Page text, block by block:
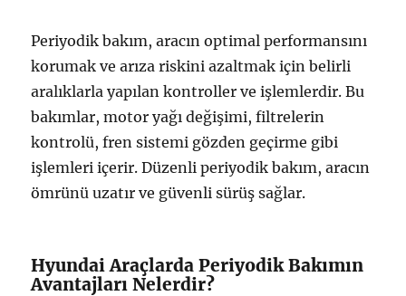
Periyodik bakım, aracın optimal performansını
korumak ve arıza riskini azaltmak için belirli
aralıklarla yapılan kontroller ve işlemlerdir. Bu
bakımlar, motor yağı değişimi, filtrelerin
kontrolü, fren sistemi gözden geçirme gibi
işlemleri içerir. Düzenli periyodik bakım, aracın
ömrünü uzatır ve güvenli sürüş sağlar.
Hyundai Araçlarda Periyodik Bakımın
Avantajları Nelerdir?